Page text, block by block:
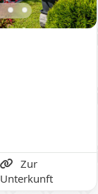
Zur
Unterkunft